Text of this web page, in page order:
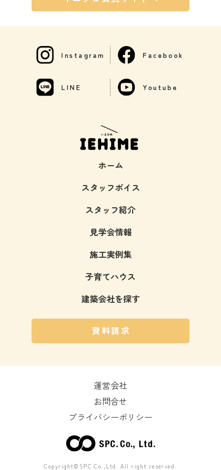
ホーム
スタッフボイス
スタッフ紹介
見学会情報
施工実例集
子育てハウス
建築会社を探す
資料請求
Instagram Facebook
LINE Youtube
運営会社
お問合せ
プライバシーポリシー
Copyright©SPC Co.,Ltd. All right reserved.